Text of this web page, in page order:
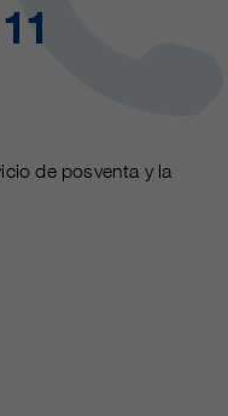
de posventa y la